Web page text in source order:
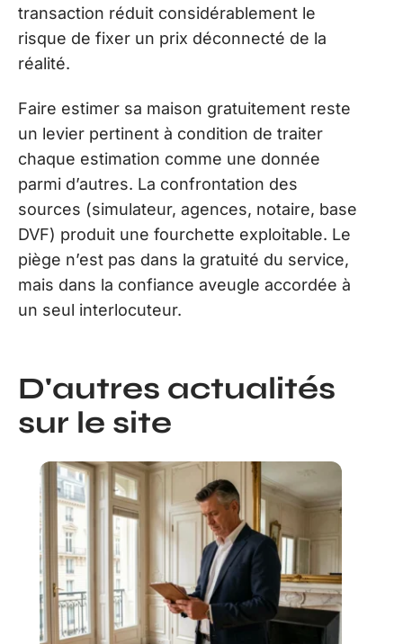
transaction réduit considérablement le
risque de fixer un prix déconnecté de la
réalité.
Faire estimer sa maison gratuitement reste
un levier pertinent à condition de traiter
chaque estimation comme une donnée
parmi d’autres. La confrontation des
sources (simulateur, agences, notaire, base
DVF) produit une fourchette exploitable. Le
piège n’est pas dans la gratuité du service,
mais dans la confiance aveugle accordée à
un seul interlocuteur.
D'autres actualités
sur le site